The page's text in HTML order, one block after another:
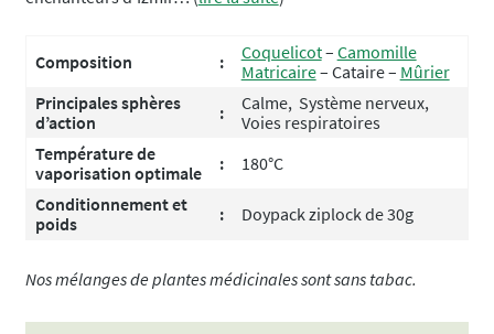
Composition : Coquelicot– Camomille
Matricaire– Cataire – Mûrier
Principales sphères
d’action
:
Calme, Système nerveux,
Voies respiratoires
Température de
vaporisation optimale
:
180°C
Conditionnement et
poids
: Doypack ziplock de 30g
Nos mélanges de plantes médicinales sont sans tabac.